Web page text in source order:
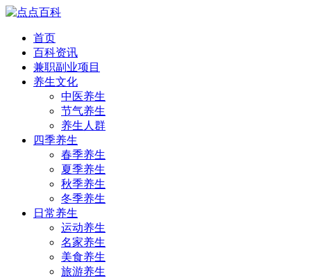
首页
百科资讯
兼职副业项目
养生文化
中医养生
节气养生
养生人群
四季养生
春季养生
夏季养生
秋季养生
冬季养生
日常养生
运动养生
名家养生
美食养生
旅游养生